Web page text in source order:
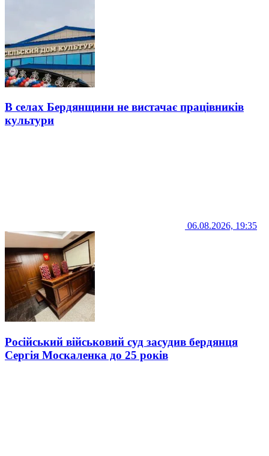
В селах Бердянщини не вистачає працівників
культури
06.08.2026, 19:35
Російський військовий суд засудив бердянця
Сергія Москаленка до 25 років